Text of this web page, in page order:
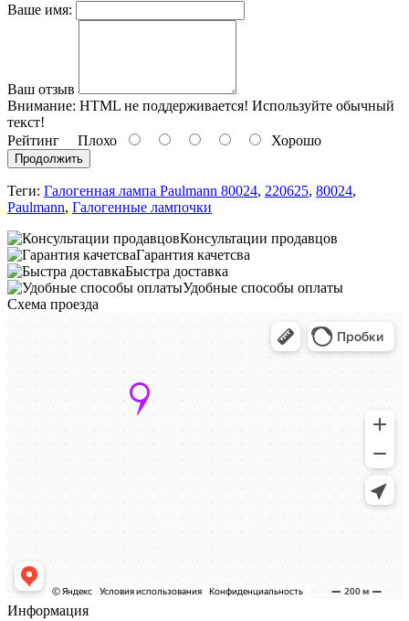
Ваше имя:
Ваш отзыв
Внимание: HTML не поддерживается! Используйте обычный
текст!
Рейтинг Плохо Хорошо
Продолжить
Теги: Галогенная лампа Paulmann 80024, 220625, 80024,
Paulmann, Галогенные лампочки
Консультации продавцов
Гарантия качетсва
Быстра доставка
Удобные способы оплаты
Схема проезда
Информация